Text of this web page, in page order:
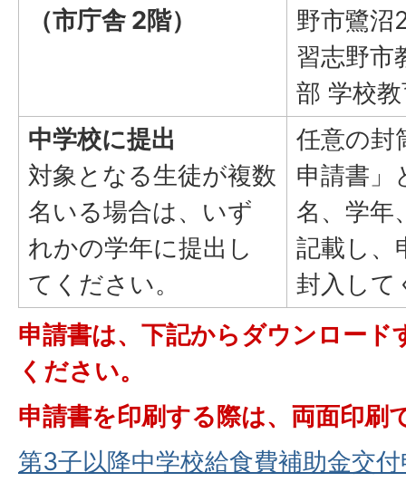
（市庁舎 2階）
野市鷺沼
習志野市
部 学校
中学校に提出
対象となる生徒が複数
名いる場合は、いず
れかの学年に提出し
てください。
任意の封
申請書」
名、学年
記載し、
封入して
申請書は、下記からダウンロード
ください。
申請書を印刷する際は、両面印刷
第3子以降中学校給食費補助金交